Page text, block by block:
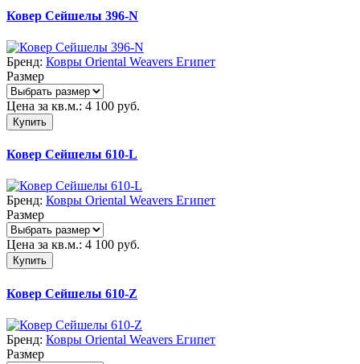
Ковер Сейшелы 396-N
Бренд: Ковры Oriental Weavers Египет
Размер
Цена за кв.м.: 4 100 руб.
Купить
Ковер Сейшелы 610-L
Бренд: Ковры Oriental Weavers Египет
Размер
Цена за кв.м.: 4 100 руб.
Купить
Ковер Сейшелы 610-Z
Бренд: Ковры Oriental Weavers Египет
Размер